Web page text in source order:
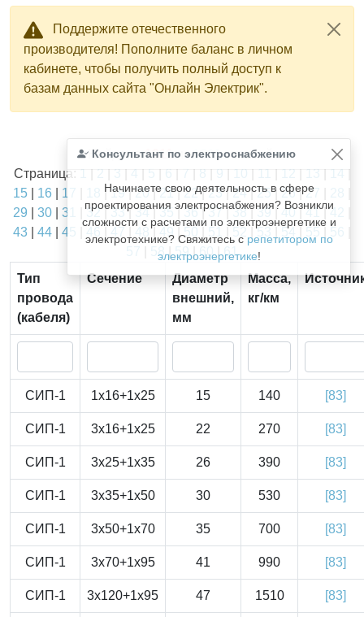
Поддержите отечественного
производителя! Пополните баланс в личном
кабинете, чтобы получить полный доступ к
базам данных сайта "Онлайн Электрик".
Консультант по электроснабжению
Начинаете свою деятельность в сфере
проектирования электроснабжения? Возникли
сложности с расчетами по электроэнергетике и
электротехнике? Свяжитесь с репетитором по
электроэнергетике!
Найдено1811из1811записей.
Страница: 1 | 2 | 3 | 4 | 5 | 6 | 7 | 8 | 9 | 10 | 11 | 12 | 13 | 14 |
15
16 17 |19|20|21|22|23|24|25 |26|27
29
30 31 |32|33|34|35 |36|37|38|39| 40|41|42
43
44 45 | 49 |50 |53 54
58|59|60|61
Тип
провода
(кабеля)
Сечение
Диаметр
внешний,
мм
Масса,
кг/км
СИП-1 1x16+1x25 15 140 [83]
СИП-1 3x16+1x25 22 270 [83]
СИП-1 3x25+1x35 26 390 [83]
СИП-1 3x35+1x50 30 530 [83]
СИП-1 3x50+1x70 35 700 [83]
СИП-1 3x70+1x95 41 990 [83]
СИП-1 3x120+1x95 47 1510 [83]